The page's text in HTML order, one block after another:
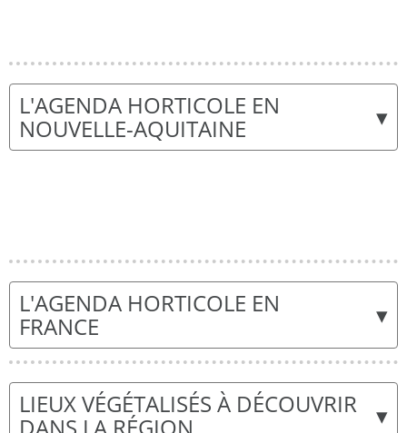
▾
L'AGENDA HORTICOLE EN
NOUVELLE-AQUITAINE
▾
L'AGENDA HORTICOLE EN
FRANCE
▾
LIEUX VÉGÉTALISÉS À DÉCOUVRIR
DANS LA RÉGION